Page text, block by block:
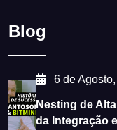
Blog
6 de
Nesting de
da Integração